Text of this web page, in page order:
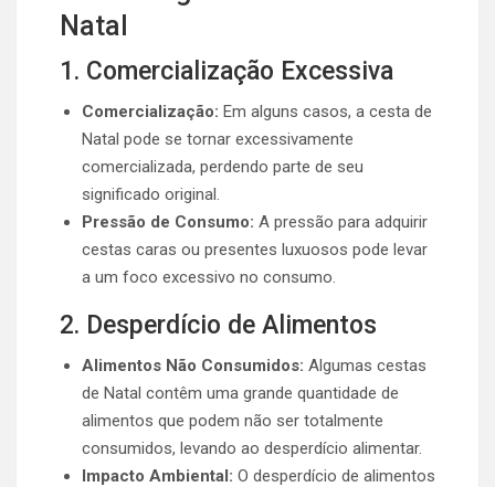
Natal
1. Comercialização Excessiva
Comercialização: Em alguns casos, a cesta de
Natal pode se tornar excessivamente
comercializada, perdendo parte de seu
significado original.
Pressão de Consumo: A pressão para adquirir
cestas caras ou presentes luxuosos pode levar
a um foco excessivo no consumo.
2. Desperdício de Alimentos
Alimentos Não Consumidos: Algumas cestas
de Natal contêm uma grande quantidade de
alimentos que podem não ser totalmente
consumidos, levando ao desperdício alimentar.
Impacto Ambiental: O desperdício de alimentos